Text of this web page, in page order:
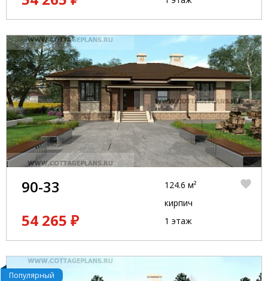
90-33
54 265 ₽
124.6 м²
кирпич
1 этаж
Популярный